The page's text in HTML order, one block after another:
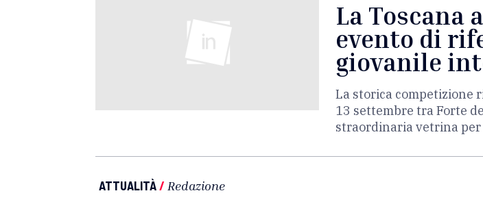
La Toscana
evento di
giovanile
La storica competizione
13 settembre tra Forte
straordinaria vetrina
ATTUALITÀ/ Redazione